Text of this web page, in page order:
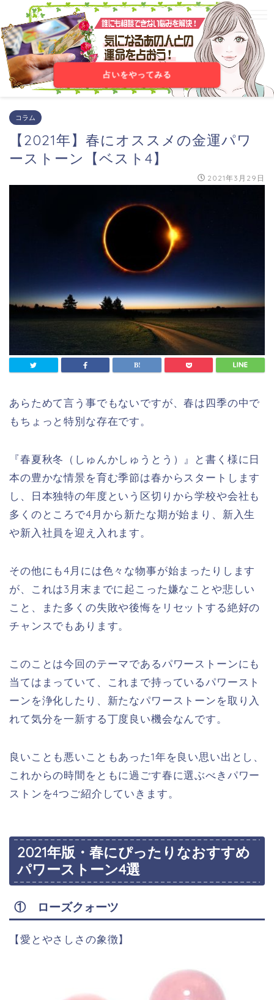
占いをやってみる
コラム
【2021年】春にオススメの金運パワ
ーストーン【ベスト4】
2021年3月29日
あらためて言う事でもないですが、春は四季の中で
もちょっと特別な存在です。
『春夏秋冬（しゅんかしゅうとう）』と書く様に日
本の豊かな情景を育む季節は春からスタートします
し、日本独特の年度という区切りから学校や会社も
多くのところで4月から新たな期が始まり、新入生
や新入社員を迎え入れます。
その他にも4月には色々な物事が始まったりします
が、これは3月末までに起こった嫌なことや悲しい
こと、また多くの失敗や後悔をリセットする絶好の
チャンスでもあります。
このことは今回のテーマであるパワーストーンにも
当てはまっていて、これまで持っているパワースト
ーンを浄化したり、新たなパワーストーンを取り入
れて気分を一新する丁度良い機会なんです。
良いことも悪いこともあった1年を良い思い出とし、
これからの時間をともに過ごす春に選ぶべきパワー
ストンを4つご紹介していきます。
2021年版・春にぴったりなおすすめ
パワーストーン4選
① ローズクォーツ
【愛とやさしさの象徴】